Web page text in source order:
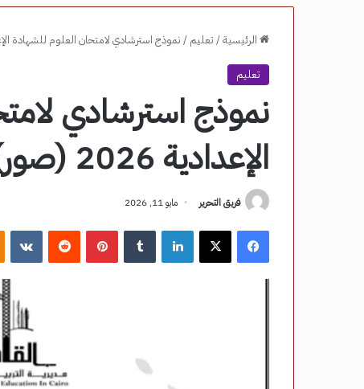
الرئيسية/ تعليم / نموذج استرشادي لامتحان العلوم للشهادة الإعدادية 2026 (صور)
تعليم
نموذج استرشادي
الإعدادية 2026 (صور) – مصر نيوز
فريق التحرير مايو 11, 2026
فيسبوك ‫X لينكدإن بينتيريست ‏VKontakte